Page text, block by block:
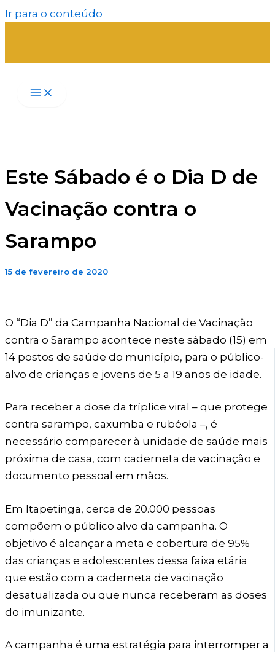
Ir para o conteúdo
Este Sábado é o Dia D de
Vacinação contra o
Sarampo
15 de fevereiro de 2020
O “Dia D” da Campanha Nacional de Vacinação
contra o Sarampo acontece neste sábado (15) em
14 postos de saúde do município, para o público-
alvo de crianças e jovens de 5 a 19 anos de idade.
Para receber a dose da tríplice viral – que protege
contra sarampo, caxumba e rubéola –, é
necessário comparecer à unidade de saúde mais
próxima de casa, com caderneta de vacinação e
documento pessoal em mãos.
Em Itapetinga, cerca de 20.000 pessoas
compõem o público alvo da campanha. O
objetivo é alcançar a meta e cobertura de 95%
das crianças e adolescentes dessa faixa etária
que estão com a caderneta de vacinação
desatualizada ou que nunca receberam as doses
do imunizante.
A campanha é uma estratégia para interromper a